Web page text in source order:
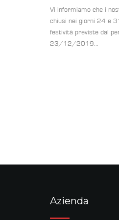
Vi informiamo che i
chiusi nei giorni 24 e
festività previste dal
23/12/2019...
Azienda